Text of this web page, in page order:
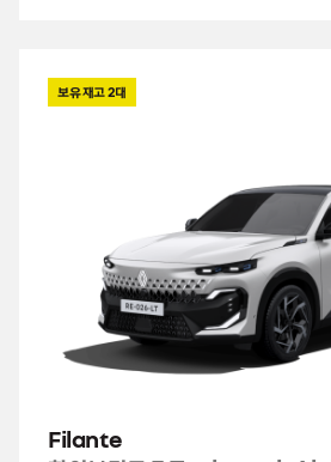
보유 재고2대
Filante